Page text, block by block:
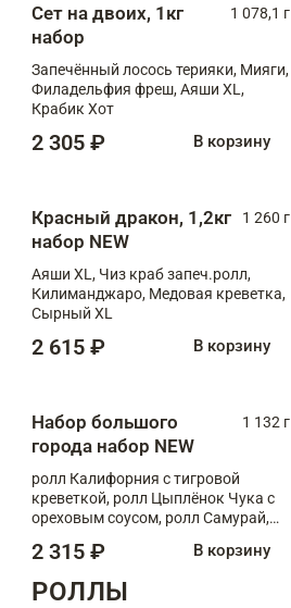
Сет на двоих, 1кг
набор
1 078,1 г
Запечённый лосось терияки, Мияги,
Филадельфия фреш, Аяши XL,
Крабик Хот
2 305 ₽ В корзину
Красный дракон, 1,2кг
набор NEW
1 260 г
Аяши XL, Чиз краб запеч.ролл,
Килиманджаро, Медовая креветка,
Сырный XL
2 615 ₽ В корзину
Набор большого
города набор NEW
1 132 г
ролл Калифорния с тигровой
креветкой, ролл Цыплёнок Чука с
ореховым соусом, ролл Самурай,
ролл с крабом
2 315 ₽ В корзину
РОЛЛЫ